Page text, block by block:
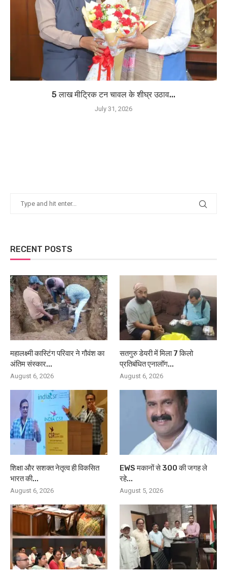
5 लाख मीट्रिक टन चावल के शीघ्र उठाव...
July 31, 2026
RECENT POSTS
महालक्ष्मी कास्टिंग परिवार ने गौवंश का
अंतिम संस्कार...
August 6, 2026
सतगुरु डेयरी में मिला 7 किलो
प्रतिबंधित एनालॉग...
August 6, 2026
शिक्षा और सशक्त नेतृत्व ही विकसित
भारत की...
August 6, 2026
EWS मकानों से 300 की जगह ले
रहे...
August 5, 2026